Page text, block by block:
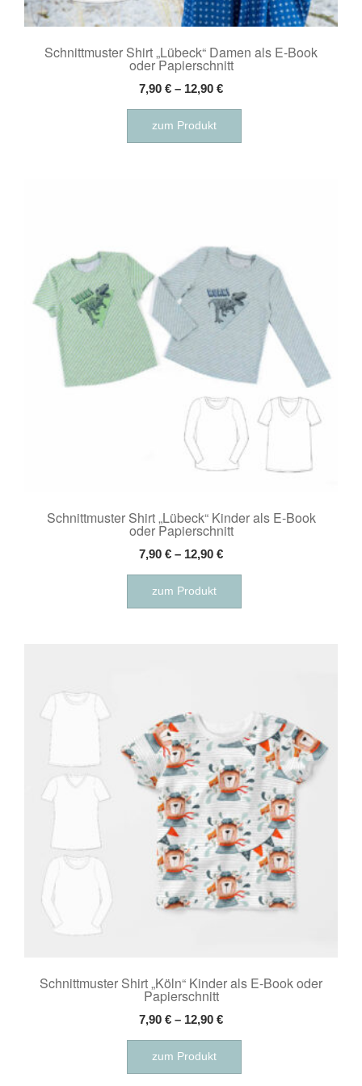
Schnittmuster Shirt „Lübeck“ Damen als E-Book
oder Papierschnitt
7,90 € – 12,90 €
zum Produkt
Dieses
weist
können
der
Produktseite
gewählt
werden
Schnittmuster Shirt „Lübeck“ Kinder als E-Book
oder Papierschnitt
7,90 € – 12,90 €
zum Produkt
Dieses
weist
können
auf
der
Produktseite
gewählt
werden
Schnittmuster Shirt „Köln“ Kinder als E-Book oder
Papierschnitt
7,90 € – 12,90 €
zum Produkt
Dieses
weist